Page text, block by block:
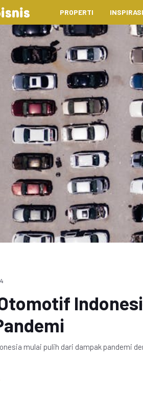
PROPERTI INSPIRASI
mulai pulih dari dampak pandemi